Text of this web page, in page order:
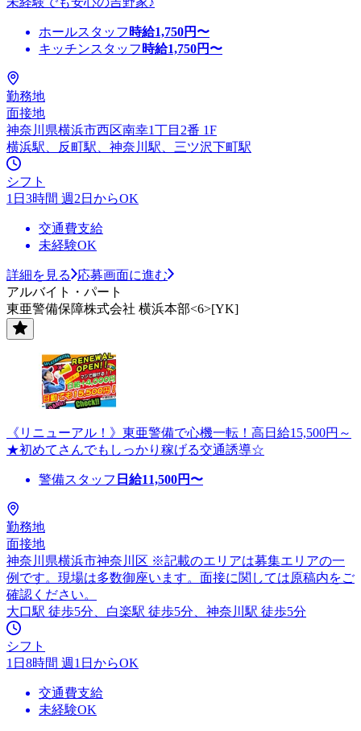
ホールスタッフ 時給1,750円〜
キッチンスタッフ 時給1,750円〜
勤務地
面接地
神奈川県横浜市西区南幸1丁目2番 1F
横浜駅、反町駅、神奈川駅、三ツ沢下町駅
シフト
1日3時間 週2日からOK
交通費支給
未経験OK
詳細を見る
応募画面に進む
アルバイト・パート
東亜警備保障株式会社 横浜本部<6>[YK]
《リニューアル！》東亜警備で心機一転！高日給15,500円～
★初めてさんでもしっかり稼げる交通誘導☆
警備スタッフ 日給11,500円〜
勤務地
面接地
神奈川県横浜市神奈川区 ※記載のエリアは募集エリアの一
例です。現場は多数御座います。面接に関しては原稿内をご
確認ください。
大口駅 徒歩5分、白楽駅 徒歩5分、神奈川駅 徒歩5分
シフト
1日8時間 週1日からOK
交通費支給
未経験OK